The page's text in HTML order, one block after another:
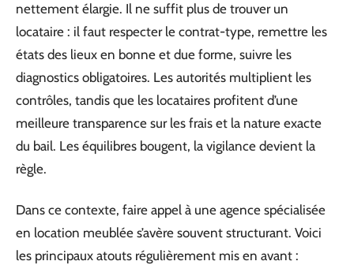
nettement élargie. Il ne suffit plus de trouver un
locataire : il faut respecter le contrat-type, remettre les
états des lieux en bonne et due forme, suivre les
diagnostics obligatoires. Les autorités multiplient les
contrôles, tandis que les locataires profitent d’une
meilleure transparence sur les frais et la nature exacte
du bail. Les équilibres bougent, la vigilance devient la
règle.
Dans ce contexte, faire appel à une agence spécialisée
en location meublée s’avère souvent structurant. Voici
les principaux atouts régulièrement mis en avant :